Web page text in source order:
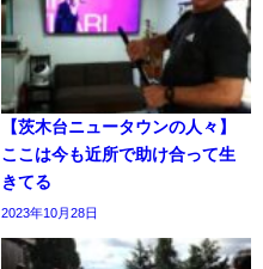
【茨木台ニュータウンの人々】
ここは今も近所で助け合って生
きてる
2023年10月28日